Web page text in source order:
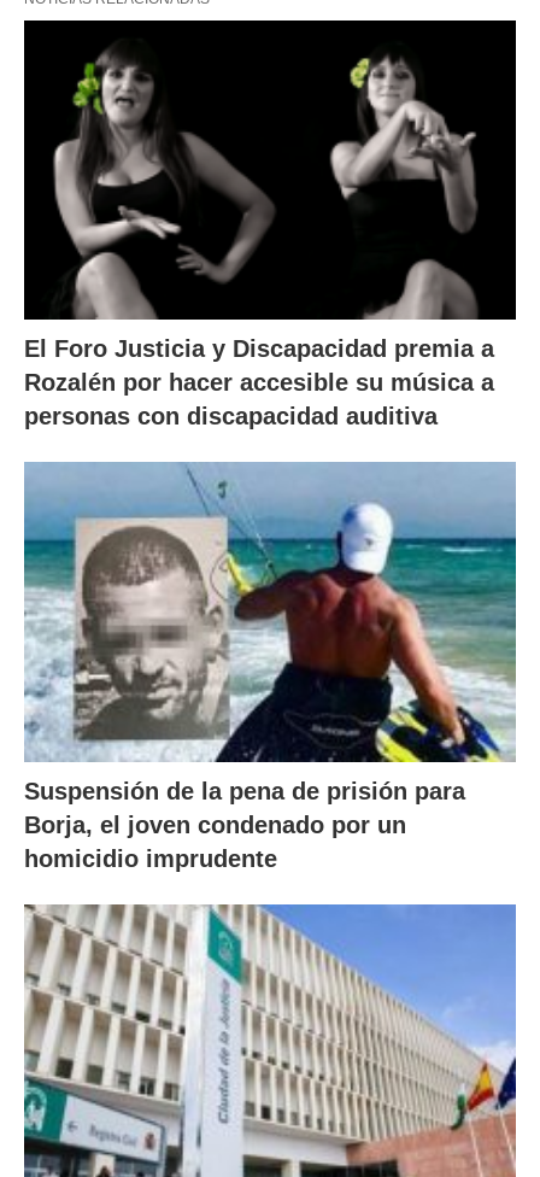
El Foro Justicia y Discapacidad premia a
Rozalén por hacer accesible su música a
personas con discapacidad auditiva
Suspensión de la pena de prisión para
Borja, el joven condenado por un
homicidio imprudente